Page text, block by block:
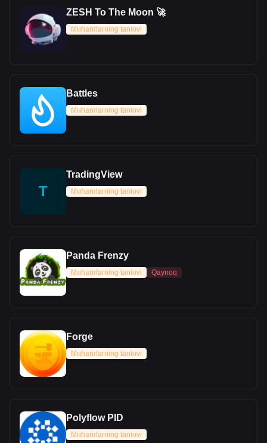
ZESH To The Moon 🚀
Muharirlarning tanlovi
Battles
Muharirlarning tanlovi
T
TradingView
Muharirlarning tanlovi
Panda Frenzy
Muharirlarning tanlovi Qaynoq
Forge
Muharirlarning tanlovi
Polyflow PID
Muharirlarning tanlovi